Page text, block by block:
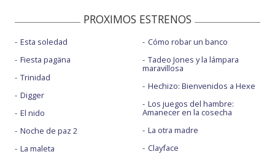
PROXIMOS ESTRENOS
Esta soledad
Fiesta pagäna
Trinidad
Digger
El nido
Noche de paz 2
La maleta
Cómo robar un banco
Tadeo Jones y la lámpara
maravillosa
Hechizo: Bienvenidos a Hexe
Los juegos del hambre:
Amanecer en la cosecha
La otra madre
Clayface